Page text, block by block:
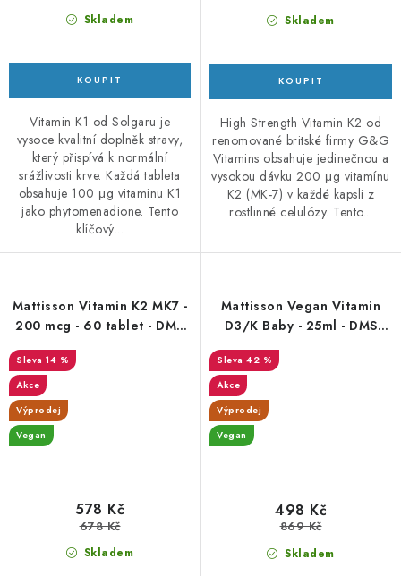
Skladem
Vitamin K1 od Solgaru je
vysoce kvalitní doplněk stravy,
který přispívá k normální
srážlivosti krve. Každá tableta
obsahuje 100 μg vitaminu K1
jako phytomenadione. Tento
klíčový...
Skladem
High Strength Vitamin K2 od
renomované britské firmy G&G
Vitamins obsahuje jedinečnou a
vysokou dávku 200 μg vitamínu
K2 (MK-7) v každé kapsli z
rostlinné celulózy. Tento...
Mattisson Vitamin K2 MK7 -
200 mcg - 60 tablet - DMS
14 %
Akce
Výprodej
Vegan
Skladem
578 Kč
678 Kč
Mattisson Vegan Vitamin
D3/K Baby - 25ml - DMS
42 %
Akce
Výprodej
Vegan
Skladem
498 Kč
869 Kč